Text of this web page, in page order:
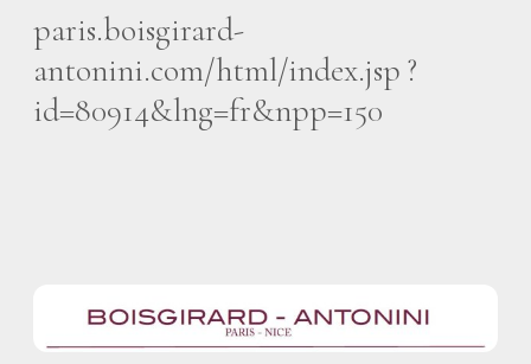
paris.boisgirard-
antonini.com/html/index.jsp ?
id=80914&lng=fr&npp=150